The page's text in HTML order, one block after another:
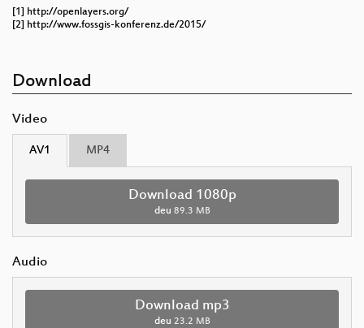
[1] http://openlayers.org/
[2] http://www.fossgis-konferenz.de/2015/
Download
Video
AV1 MP4
Download 1080p
deu 89.3 MB
Audio
Download mp3
deu 23.2 MB